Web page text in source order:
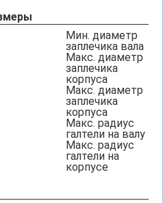
Мин. диаметр
заплечика вала
Макс. диаметр
заплечика
корпуса
Макс. диаметр
заплечика
корпуса
Макс. радиус
галтели на валу
Макс. радиус
галтели на
корпусе